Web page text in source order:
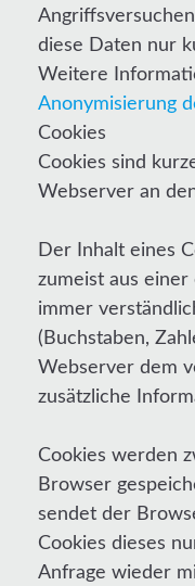
diese Daten nur
Weitere
Anonymisierung
Cookies
Cookies sind
Webserver an
Der Inhalt eines
zumeist aus
immer
(Buchstaben,
Webserver dem
zusätzliche
Cookies werden
Browser
sendet der
Cookies dieses
Anfrage wieder